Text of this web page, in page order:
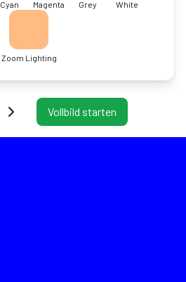
Cyan Magenta Grey White
Zoom Lighting
Vollbild starten